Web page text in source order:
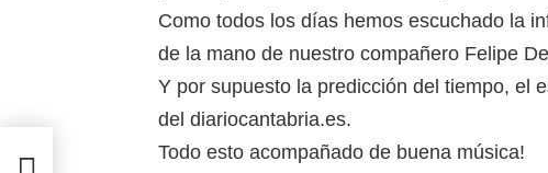
Como todos los días hemos escuchado la
de la mano de nuestro compañero Felipe
Y por supuesto la predicción del tiempo, el
del diariocantabria.es.
Todo esto acompañado de buena música!